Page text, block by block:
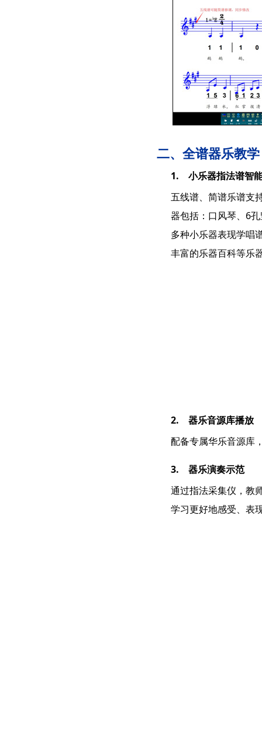
二、全谱器乐教学
1. 小乐器指法谱智
五线谱、简谱乐谱支
器包括：口风琴、6
多种小乐器表现学唱
丰富的乐器百科等乐
2. 器乐音源库播放
配备专属华乐音源库
3. 器乐演奏示范
通过指法采集仪，教
学习更好地感受、表